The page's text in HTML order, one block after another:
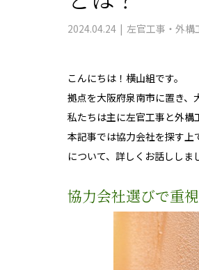
2024.04.24 左官工事・外構
こんにちは！横山組です。
拠点を大阪府泉南市に置き、
私たちは主に左官工事と外構
本記事では協力会社を探す
について、詳しくお話ししま
協力会社選びで重